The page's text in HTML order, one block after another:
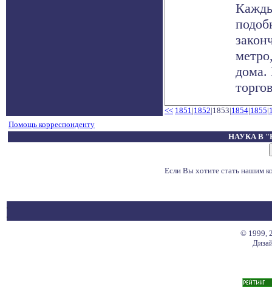
дома.
<< 1851|1852|1853|1854|1855|
Помощь корреспонденту
НАУКА В
Если Вы хотите стать нашим
© 1999,